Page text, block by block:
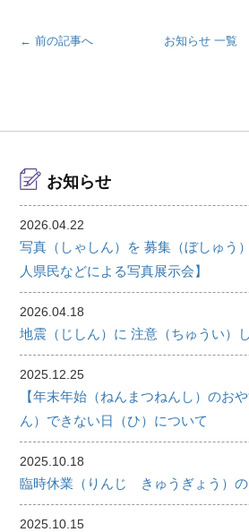
← 前の記事へ お知らせ 一覧
お知らせ
2026.04.22
写真（しゃしん）を 募集（ぼしゅう
人県民などによる写真展示会】
2026.04.18
地震（じしん）に 注意（ちゅうい）
2025.12.25
【年末年始（ねんまつねんし）のお
ん）できない日（ひ）について
2025.10.18
臨時休業（りんじ きゅうぎょう）
2025.10.15